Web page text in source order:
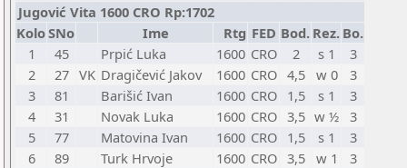
Jugović Vita 1600 CRO Rp:1702
KoloSNo Ime Rtg FED Bod. Rez. Bo.
1
45 Prpić Luka 1600 CRO 2 s 1
3
2
27 VK Dragičević Jakov 1600 CRO 4,5 w 0
3
3
81 Barišić Ivan 1600 CRO 1,5 s 1
3
4
31 Novak Luka 1600 CRO 3,5 w ½ 3
5
77 Matovina Ivan 1600 CRO 1,5 s 1
3
6
89 Turk Hrvoje 1600 CRO 3,5 w 1
3